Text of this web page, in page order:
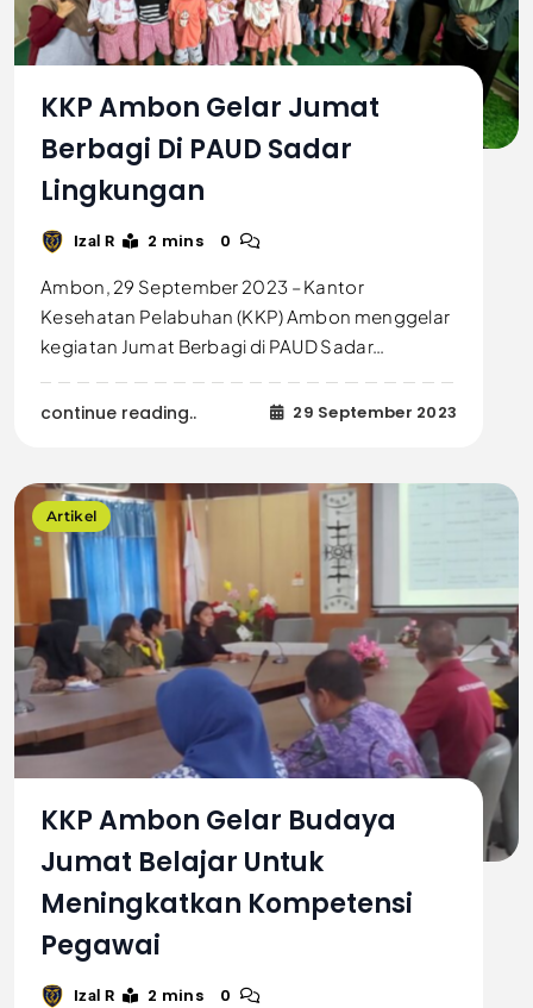
KKP Ambon Gelar Jumat
Berbagi Di PAUD Sadar
Lingkungan
Izal R 2 mins
0
Ambon, 29 September 2023 – Kantor
Kesehatan Pelabuhan (KKP) Ambon menggelar
kegiatan Jumat Berbagi di PAUD Sadar…
continue reading.. 29 September 2023
Artikel
KKP Ambon Gelar Budaya
Jumat Belajar Untuk
Meningkatkan Kompetensi
Pegawai
Izal R 2 mins
0